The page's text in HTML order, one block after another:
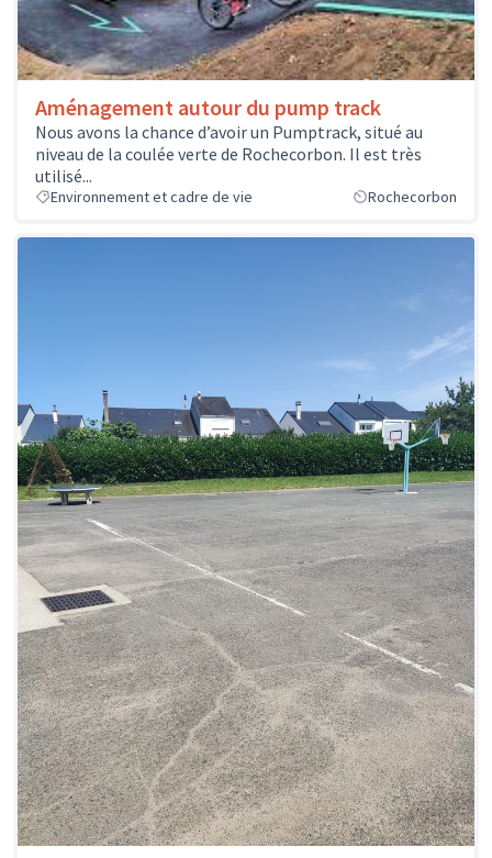
Aménagement autour du pump track
Nous avons la chance d’avoir un Pumptrack, situé au
niveau de la coulée verte de Rochecorbon. Il est très
utilisé...
Environnement et cadre de vie Rochecorbon